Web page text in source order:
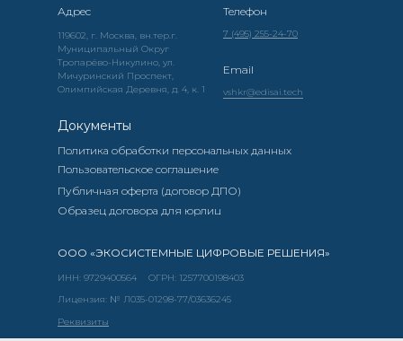
ОГРН: 1257700198403
Реквизиты
Лицензия: № Л035-01298-77/03636245
ИНН: 9729400564
vshkr@edisai.tech
Email
7 (495) 255-24-70
Телефон
119602, г. Москва, вн.тер.г.
Муниципальный Округ
Тропарёво-Никулино, ул.
Мичуринский Проспект,
Олимпийская Деревня, д. 4, к. 1
Адрес
ООО «ЭКОСИСТЕМНЫЕ ЦИФРОВЫЕ РЕШЕНИЯ»
Документы
Образец договора для юрлиц
Публичная оферта (договор ДПО)
Пользовательское соглашение
Политика обработки персональных данных